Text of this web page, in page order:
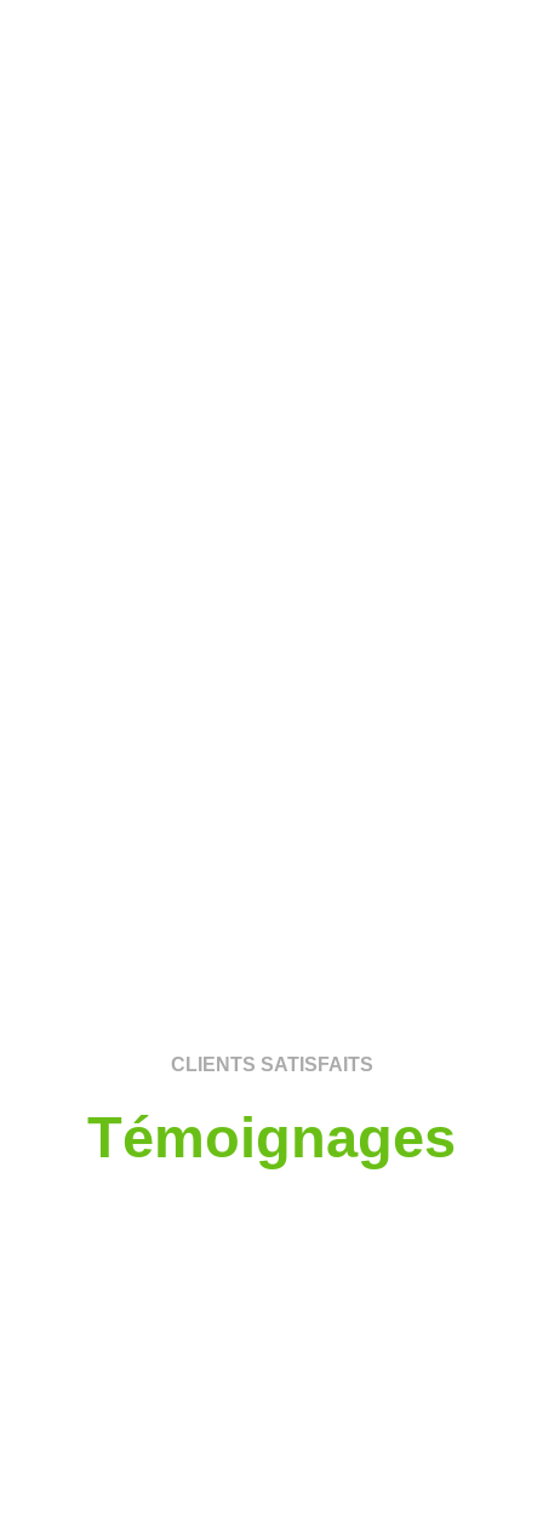
CLIENTS SATISFAITS
Témoignages